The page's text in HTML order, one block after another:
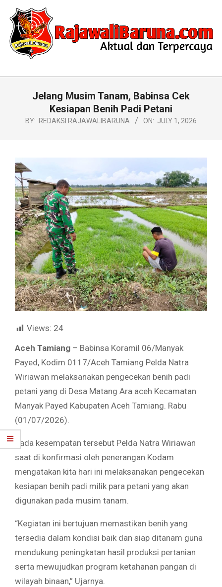
content
Primary
Jelang Musim Tanam, Babinsa Cek
Kesiapan Benih Padi Petani
BY: REDAKSI RAJAWALIBARUNA ON: JULY 1, 2026
Views: 24
Aceh Tamiang – Babinsa Koramil 06/Manyak
Payed, Kodim 0117/Aceh Tamiang Pelda Natra
Wiriawan melaksanakan pengecekan benih padi
petani yang di Desa Matang Ara aceh Kecamatan
Manyak Payed Kabupaten Aceh Tamiang. Rabu
(01/07/2026).
Pada kesempatan tersebut Pelda Natra Wiriawan
saat di konfirmasi oleh penerangan Kodam
mengatakan kita hari ini melaksanakan pengecekan
kesiapan benih padi milik para petani yang akan
digunakan pada musim tanam.
“Kegiatan ini bertujuan memastikan benih yang
tersedia dalam kondisi baik dan siap ditanam guna
mendukung peningkatan hasil produksi pertanian
serta mewujudkan program ketahanan pangan di
wilayah binaan,” Ujarnya.